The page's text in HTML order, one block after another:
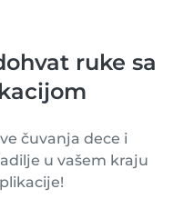
ruke sa
čuvanja dece i
u vašem kraju